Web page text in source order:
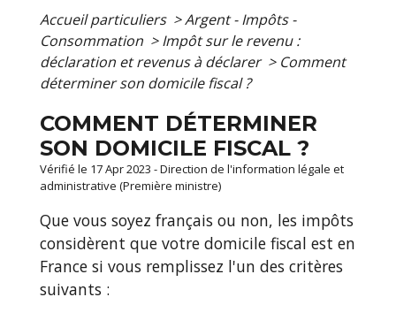
Accueil particuliers >Argent - Impôts -
Consommation > Impôt sur le revenu :
déclaration et revenus à déclarer > Comment
déterminer son domicile fiscal ?
COMMENT DÉTERMINER
SON DOMICILE FISCAL ?
Vérifié le 17 Apr 2023 - Direction de l'information légale et
administrative (Première ministre)
Que vous soyez français ou non, les impôts
considèrent que votre domicile fiscal est en
France si vous remplissez l'un des critères
suivants :